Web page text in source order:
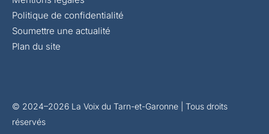
Politique de confidentialité
Soumettre une actualité
Plan du site
© 2024–2026 La Voix du Tarn-et-Garonne | Tous droits
réservés